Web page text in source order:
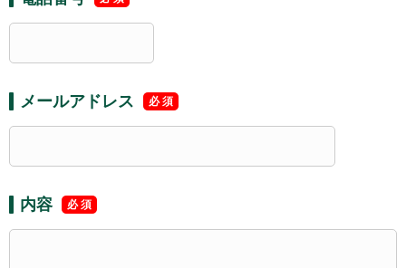
メールアドレス
内容